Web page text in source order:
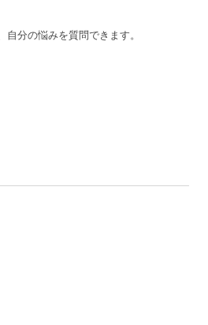
分の悩みを質問できます。